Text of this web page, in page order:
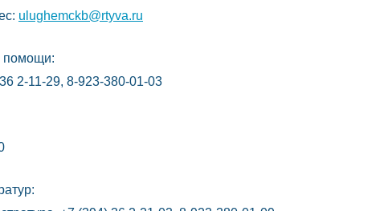
ulughemckb@rtyva.ru
помощи:
2-11-29, 8-923-380-01-03